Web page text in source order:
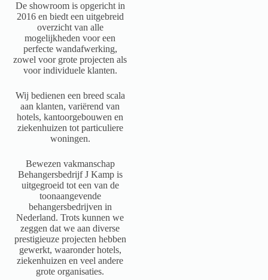
De showroom is opgericht in
2016 en biedt een uitgebreid
overzicht van alle
mogelijkheden voor een
perfecte wandafwerking,
zowel voor grote projecten als
voor individuele klanten.
Wij bedienen een breed scala
aan klanten, variërend van
hotels, kantoorgebouwen en
ziekenhuizen tot particuliere
woningen.
Bewezen vakmanschap
Behangersbedrijf J Kamp is
uitgegroeid tot een van de
toonaangevende
behangersbedrijven in
Nederland. Trots kunnen we
zeggen dat we aan diverse
prestigieuze projecten hebben
gewerkt, waaronder hotels,
ziekenhuizen en veel andere
grote organisaties.